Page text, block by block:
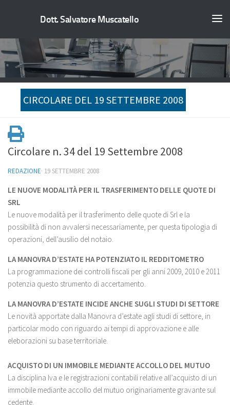
Dott. Salvatore Muscatello
CIRCOLARE DEL 19 SETTEMBRE 2008
Circolare n. 34 del 19 Settembre 2008
REDAZIONE· 19 SETTEMBRE 2008
LE NUOVE MODALITÀ PER IL TRASFERIMENTO DELLE QUOTE DI
SRL
Le nuove modalità per il trasferimento delle quote di Srl e la
possibilità di non avvalersi necessariamente, per questa tipologia di
operazioni, dell’ausilio del notaio.
LA MANOVRA D’ESTATE HA POTENZIATO IL REDDITOMETRO
La programmazione dei controlli fiscali per gli anni 2009, 2010 e 2011
potenzia questo strumento di accertamento.
LA MANOVRA D’ESTATE INCIDE ANCHE SUGLI STUDI DI SETTORE
Le novità apportate dalla Manovra d’estate agli studi di settore, in
particolar modo con riguardo ai tempi di approvazione e alle
eleborazioni su base territoriale.
ACQUISTO DI UN IMMOBILE MEDIANTE ACCOLLO DEL MUTUO
La disciplina Iva e le registrazioni contabili relative all’acquisto di un
immobile mediante accollo del mutuo originariamente gravante sul
cedente.